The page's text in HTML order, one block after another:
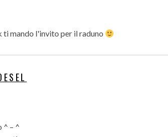
ti mando l'invito per il raduno
^ – ^